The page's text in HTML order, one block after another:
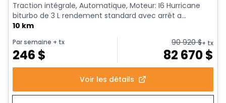
Traction intégrale, Automatique, Moteur: I6 Hurricane
biturbo de 3 L rendement standard avec arrêt a...
10 km
Par semaine + tx
246 $
90 920$+ tx
82 670$
Voir les détails